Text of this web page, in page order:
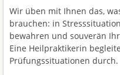
Wir üben mit Ihnen das,
brauchen: in
bewahren und souverän
Eine Heilpraktikerin
Prüfungssituationen durch.